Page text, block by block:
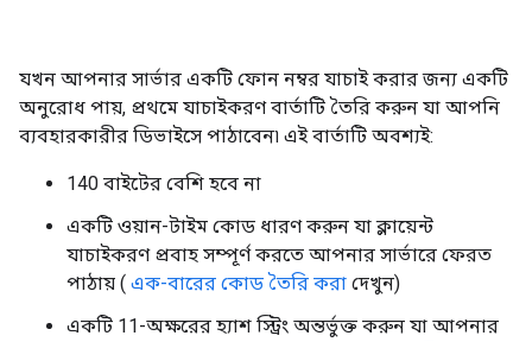
যখন আপনার সার্ভার একটি ফোন নম্বর যাচাই করার জন্য একটি
অনুরোধ পায়, প্রথমে যাচাইকরণ বার্তাটি তৈরি করুন যা আপনি
ব্যবহারকারীর ডিভাইসে পাঠাবেন৷ এই বার্তাটি অবশ্যই:
140 বাইটের বেশি হবে না
একটি ওয়ান-টাইম কোড ধারণ করুন যা ক্লায়েন্ট
যাচাইকরণ প্রবাহ সম্পূর্ণ করতে আপনার সার্ভারে ফেরত
পাঠায় ( এক-বারের কোড তৈরি করা দেখুন)
একটি 11-অক্ষরের হ্যাশ স্ট্রিং অন্তর্ভুক্ত করুন যা আপনার